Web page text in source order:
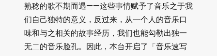
熟稔的歌不期而遇——这些事情赋予了音乐之于我
们自己独特的意义，反过来，从一个人的音乐口
味和与之相关的故事经历，我们也能勾勒出独一
无二的音乐脸孔。因此，本台开启了「音乐速写